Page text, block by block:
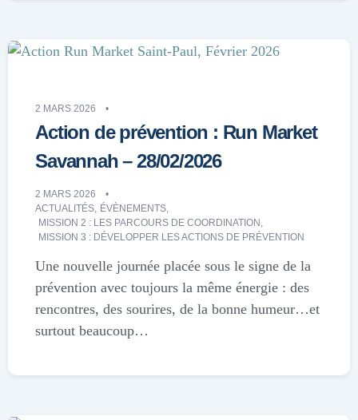
2 MARS 2026
Action de prévention : Run Market
Savannah – 28/02/2026
2 MARS 2026
ACTUALITÉS ÉVÈNEMENTS
MISSION 2 : LES PARCOURS DE COORDINATION
MISSION 3 : DÉVELOPPER LES ACTIONS DE PRÉVENTION
Une nouvelle journée placée sous le signe de la
prévention avec toujours la même énergie : des
rencontres, des sourires, de la bonne humeur…et
surtout beaucoup…